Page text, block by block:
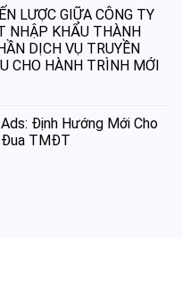
LƯỢC GIỮA CÔNG TY
NHẬP KHẨU THÀNH
DỊCH VỤ TRUYỀN
CHO HÀNH TRÌNH MỚI
Định Hướng Mới Cho
Đua TMĐT